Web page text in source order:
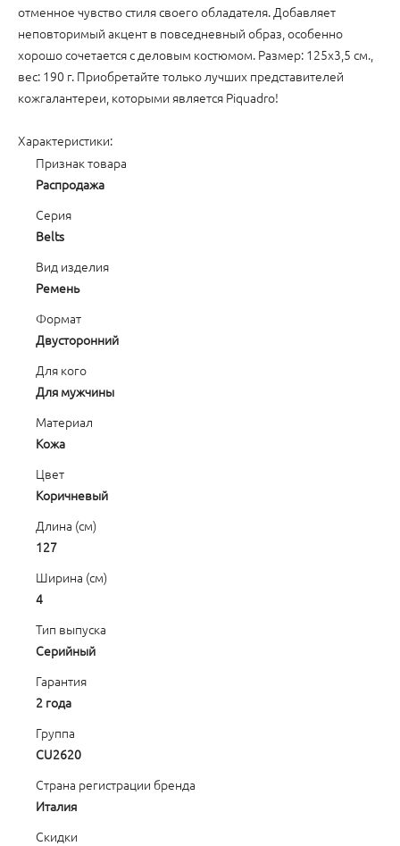
отменное чувство стиля своего обладателя. Добавляет
неповторимый акцент в повседневный образ, особенно
хорошо сочетается с деловым костюмом. Размер: 125х3,5 см.,
вес: 190 г. Приобретайте только лучших представителей
кожгалантереи, которыми является Piquadro!
Характеристики:
Признак товара
Распродажа
Серия
Belts
Вид изделия
Ремень
Формат
Двусторонний
Для кого
Для мужчины
Материал
Кожа
Цвет
Коричневый
Длина (см)
127
Ширина (см)
4
Тип выпуска
Серийный
Гарантия
2 года
Группа
CU2620
Страна регистрации бренда
Италия
Скидки